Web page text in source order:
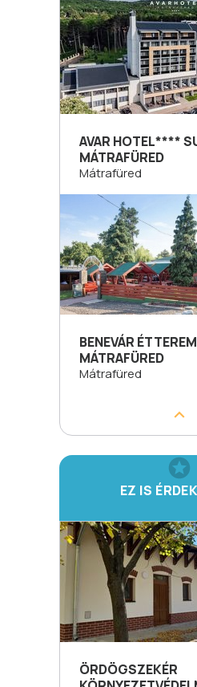
AVAR HOTEL****
MÁTRAFÜRED
Mátrafüred
BENEVÁR ÉTTEREM
MÁTRAFÜRED
Mátrafüred
EZ IS
ÖRDÖGSZEKÉR